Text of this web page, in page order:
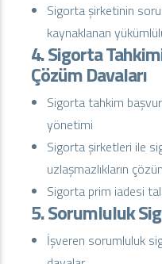
Sigorta şirketinin
kaynaklanan
4. Sigorta
Çözüm Davaları
Sigorta tahkim
yönetimi
Sigorta şirketleri ile
uzlaşmazlıkların
Sigorta prim iadesi
5. Sorumluluk
İşveren sorumluluk